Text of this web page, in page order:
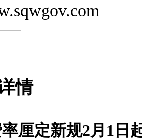
情
厘定新规2月1日